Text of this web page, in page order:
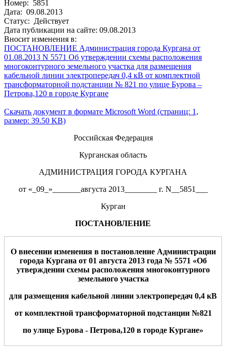
Номер: 5851
Дата: 09.08.2013
Статус: Действует
Дата публикации на сайте: 09.08.2013
Вносит изменения в:
ПОСТАНОВЛЕНИЕ Администрация города Кургана от
01.08.2013 N 5571 Об утверждении схемы расположения
многоконтурного земельного участка для размещения
кабельной линии электропередач 0,4 кВ от комплектной
трансформаторной подстанции № 821 по улице Бурова –
Петрова,120 в городе Кургане
Скачать документ в формате Microsoft Word (страниц: 1,
размер: 39.50 KB)
Российская Федерация
Курганская область
АДМИНИСТРАЦИЯ ГОРОДА КУРГАНА
от «_09_»_______августа 2013________ г. N__5851___
Курган
ПОСТАНОВЛЕНИЕ
О внесении измененияв постановление Администрации
города Кургана от 01 августа 2013года № 5571 «Об
утверждении схемы расположения многоконтурного
земельногоучастка
для размещения кабельной линии электропередач 0,4 кВ
от комплектной трансформаторной подстанции №821
по улице Бурова - Петрова,120 в городе Кургане»